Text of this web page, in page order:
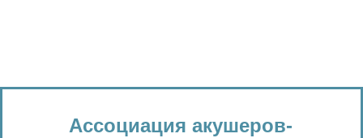
Ассоциация акушеров-